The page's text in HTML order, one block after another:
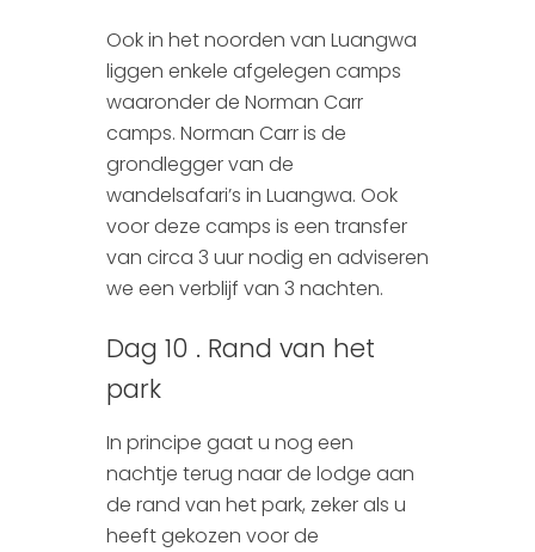
Ook in het noorden van Luangwa
liggen enkele afgelegen camps
waaronder de Norman Carr
camps. Norman Carr is de
grondlegger van de
wandelsafari’s in Luangwa. Ook
voor deze camps is een transfer
van circa 3 uur nodig en adviseren
we een verblijf van 3 nachten.
Dag 10 . Rand van het
park
In principe gaat u nog een
nachtje terug naar de lodge aan
de rand van het park, zeker als u
heeft gekozen voor de